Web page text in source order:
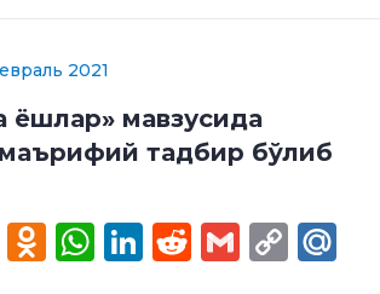
2021
ёшлар» мавзусида
тадбир бўлиб
Telegram
Odnoklassniki
WhatsApp
LinkedIn
Reddit
Gmail